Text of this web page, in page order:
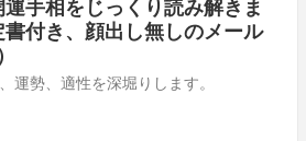
手相をじっくり読み解きま
付き、顔出し無しのメール
運勢、適性を深堀りします。